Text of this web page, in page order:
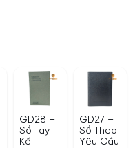
GD28 –
Sổ Tay
Kế
GD27 –
Sổ Theo
Yêu Cầu